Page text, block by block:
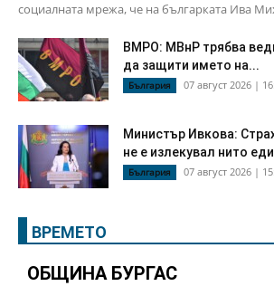
социалната мрежа, че на българката Ива
ВМРО: МВнР трябва
да защити името на...
България 07 август 2026 |
Министър Ивкова:
не е излекувал нито
България 07 август 2026 |
ВРЕМЕТО
ОБЩИНА БУРГАС